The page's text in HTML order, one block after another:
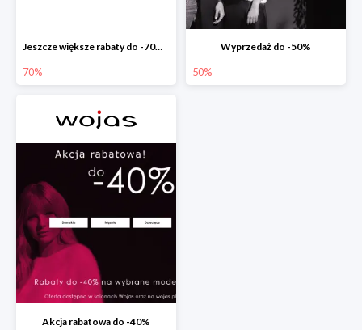
Jeszcze większe rabaty do -70% w Wojas
70%
Wyprzedaż do -50%
50%
Akcja rabatowa do -40%